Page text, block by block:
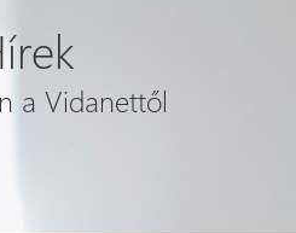
a Vidanettől